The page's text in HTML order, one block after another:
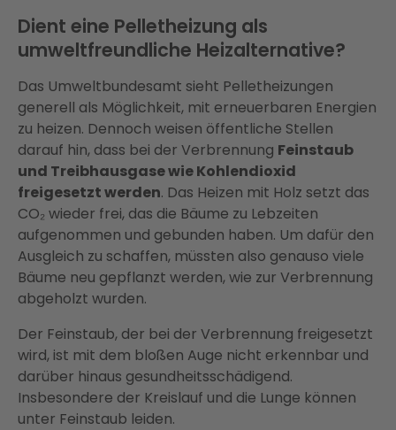
Dient eine Pelletheizung als
umweltfreundliche Heizalternative?
Das Umweltbundesamt sieht Pelletheizungen
generell als Möglichkeit, mit erneuerbaren Energien
zu heizen. Dennoch weisen öffentliche Stellen
darauf hin, dass bei der Verbrennung Feinstaub
und Treibhausgase wie Kohlendioxid
freigesetzt werden. Das Heizen mit Holz setzt das
CO₂ wieder frei, das die Bäume zu Lebzeiten
aufgenommen und gebunden haben. Um dafür den
Ausgleich zu schaffen, müssten also genauso viele
Bäume neu gepflanzt werden, wie zur Verbrennung
abgeholzt wurden.
Der Feinstaub, der bei der Verbrennung freigesetzt
wird, ist mit dem bloßen Auge nicht erkennbar und
darüber hinaus gesundheitsschädigend.
Insbesondere der Kreislauf und die Lunge können
unter Feinstaub leiden.